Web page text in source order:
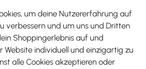
Google Play
um deine Nutzererfahrung auf
verbessern und um uns und Dritten
Shoppingerlebnis auf und
Website individuell und einzigartig zu
alle Cookies akzeptieren oder